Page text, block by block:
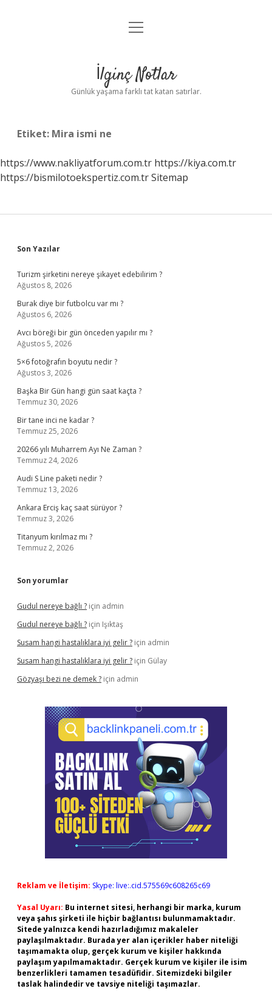
Anasayfa
Yasal Uyarı
menüyü
İlginç Notlar
Günlük yaşama farklı tat katan satırlar.
Etiket: Mira ismi ne
https://www.nakliyatforum.com.tr https://kiya.com.tr
https://bismilotoekspertiz.com.trSitemap
Sidebar
Son Yazılar
Turizm şirketini nereye şikayet edebilirim ?
Ağustos 8, 2026
Burak diye bir futbolcu var mı ?
Ağustos 6, 2026
Avcı böreği bir gün önceden yapılır mı ?
Ağustos 5, 2026
5×6 fotoğrafın boyutu nedir ?
Ağustos 3, 2026
Başka Bir Gün hangi gün saat kaçta ?
Temmuz 30, 2026
Bir tane inci ne kadar ?
Temmuz 25, 2026
20266 yılı Muharrem Ayı Ne Zaman ?
Temmuz 24, 2026
Audi S Line paketi nedir ?
Temmuz 13, 2026
Ankara Erciş kaç saat sürüyor ?
Temmuz 3, 2026
Titanyum kırılmaz mı ?
Temmuz 2, 2026
Son yorumlar
Gudul nereye bağlı ? için admin
Gudul nereye bağlı ? için Işıktaş
Susam hangi hastalıklara iyi gelir ? için admin
Susam hangi hastalıklara iyi gelir ? için Gülay
Gözyaşı bezi ne demek ? için admin
Reklam ve İletişim: Skype: live:.cid.575569c608265c69
Yasal Uyarı: Bu internet sitesi, herhangi bir marka, kurum
veya şahıs şirketi ile hiçbir bağlantısı bulunmamaktadır.
Sitede yalnızca kendi hazırladığımız makaleler
paylaşılmaktadır. Burada yer alan içerikler haber niteliği
taşımamakta olup, gerçek kurum ve kişiler hakkında
paylaşım yapılmamaktadır. Gerçek kurum ve kişiler ile isim
benzerlikleri tamamen tesadüfidir. Sitemizdeki bilgiler
taslak halindedir ve tavsiye niteliği taşımazlar.